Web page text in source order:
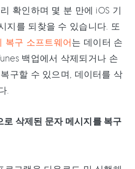
확인하며 몇 분 만에 iOS 기
지를 되찾을 수 있습니다. 또
복구 소프트웨어는 데이터 손
백업에서 삭제되거나 손
구할 수 있으며, 데이터를 삭
.
삭제된 문자 메시지를 복구